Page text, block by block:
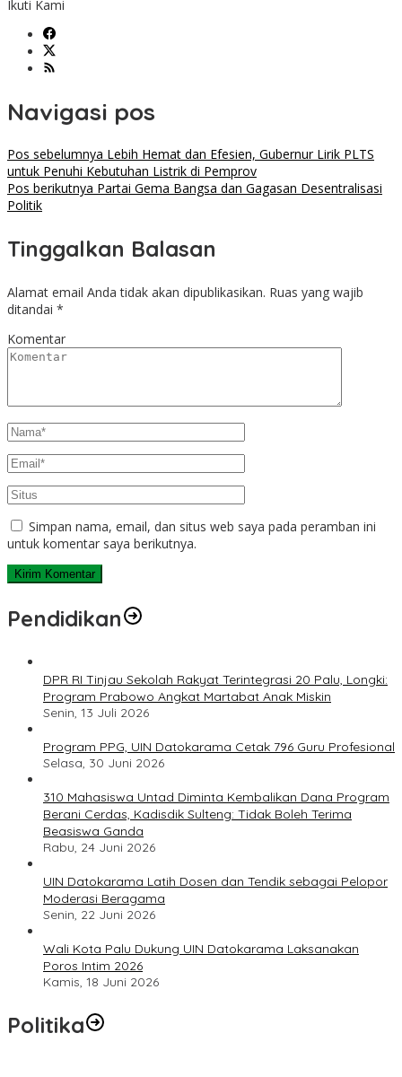
Ikuti Kami
Navigasi pos
Pos sebelumnya Lebih Hemat dan Efesien, Gubernur Lirik PLTS
untuk Penuhi Kebutuhan Listrik di Pemprov
Pos berikutnya Partai Gema Bangsa dan Gagasan Desentralisasi
Politik
Tinggalkan Balasan
Alamat email Anda tidak akan dipublikasikan. Ruas yang wajib
ditandai *
Komentar
Simpan nama, email, dan situs web saya pada peramban ini
untuk komentar saya berikutnya.
Pendidikan
DPR RI Tinjau Sekolah Rakyat Terintegrasi 20 Palu, Longki:
Program Prabowo Angkat Martabat Anak Miskin
Senin, 13 Juli 2026
Program PPG, UIN Datokarama Cetak 796 Guru Profesional
Selasa, 30 Juni 2026
310 Mahasiswa Untad Diminta Kembalikan Dana Program
Berani Cerdas, Kadisdik Sulteng: Tidak Boleh Terima
Beasiswa Ganda
Rabu, 24 Juni 2026
UIN Datokarama Latih Dosen dan Tendik sebagai Pelopor
Moderasi Beragama
Senin, 22 Juni 2026
Wali Kota Palu Dukung UIN Datokarama Laksanakan
Poros Intim 2026
Kamis, 18 Juni 2026
Politika